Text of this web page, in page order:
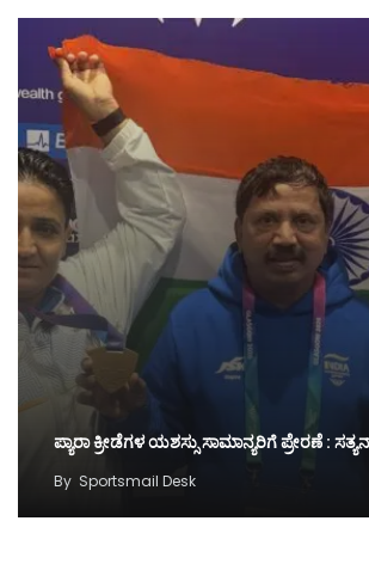
ಪ್ಯಾರಾ ಕ್ರೀಡೆಗಳ ಯಶಸ್ಸು ಸಾಮಾನ್ಯರಿಗೆ ಪ್ರೇರಣೆ :
By Sportsmail Desk